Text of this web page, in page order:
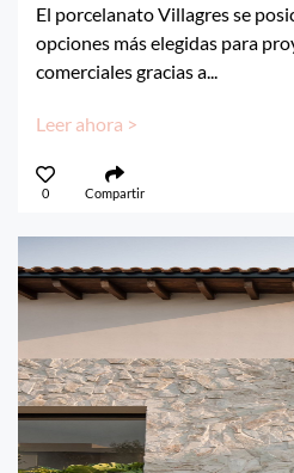
El porcelanato Villagres se
opciones más elegidas para
comerciales gracias a...
Leer ahora >
0 Compartir